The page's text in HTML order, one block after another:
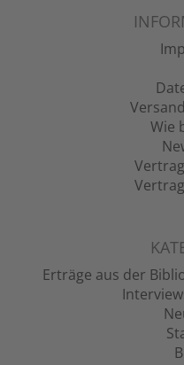
Wie
Erträge aus der